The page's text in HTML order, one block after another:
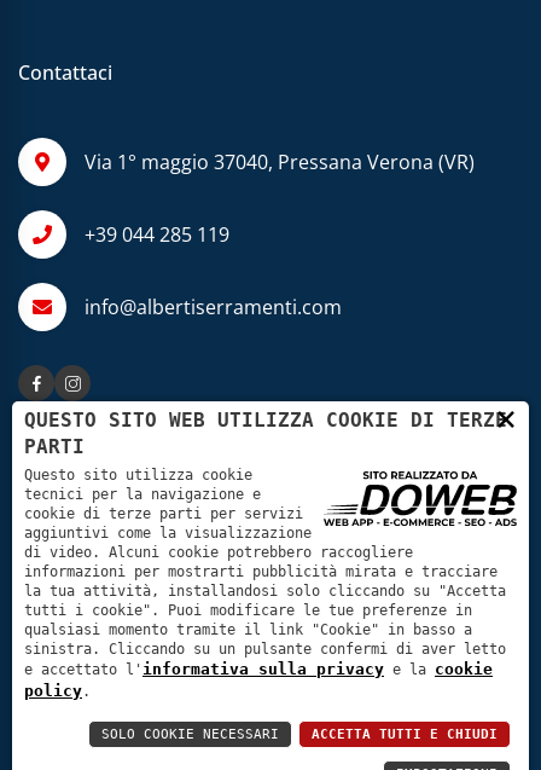
Contattaci
Via 1° maggio 37040, Pressana Verona (VR)
+39 044 285 119
info@albertiserramenti.com
© 2025 F.lli Alberti Loris e Claudio s.n.c. | P.IVA:
02376010233 | N. Rea: VR23430
Informativa sulla privacy
Cookie policy
×
QUESTO SITO WEB UTILIZZA COOKIE DI TERZE
PARTI
Questo sito utilizza cookie
tecnici per la navigazione e
cookie di terze parti per servizi
aggiuntivi come la visualizzazione
di video. Alcuni cookie potrebbero raccogliere
informazioni per mostrarti pubblicità mirata e tracciare
la tua attività, installandosi solo cliccando su "Accetta
tutti i cookie". Puoi modificare le tue preferenze in
qualsiasi momento tramite il link "Cookie" in basso a
sinistra. Cliccando su un pulsante confermi di aver letto
e accettato l' informativa sulla privacy e la cookie
policy.
ACCETTA TUTTI E CHIUDI
SOLO COOKIE NECESSARI